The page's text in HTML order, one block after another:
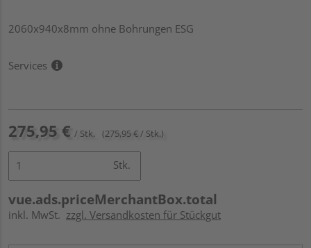
2060x940x8mm ohne Bohrungen ESG
Services
275,95 € / Stk. (275,95 € / Stk.)
Stk.
vue.ads.priceMerchantBox.total
inkl. MwSt. zzgl. Versandkosten für Stückgut